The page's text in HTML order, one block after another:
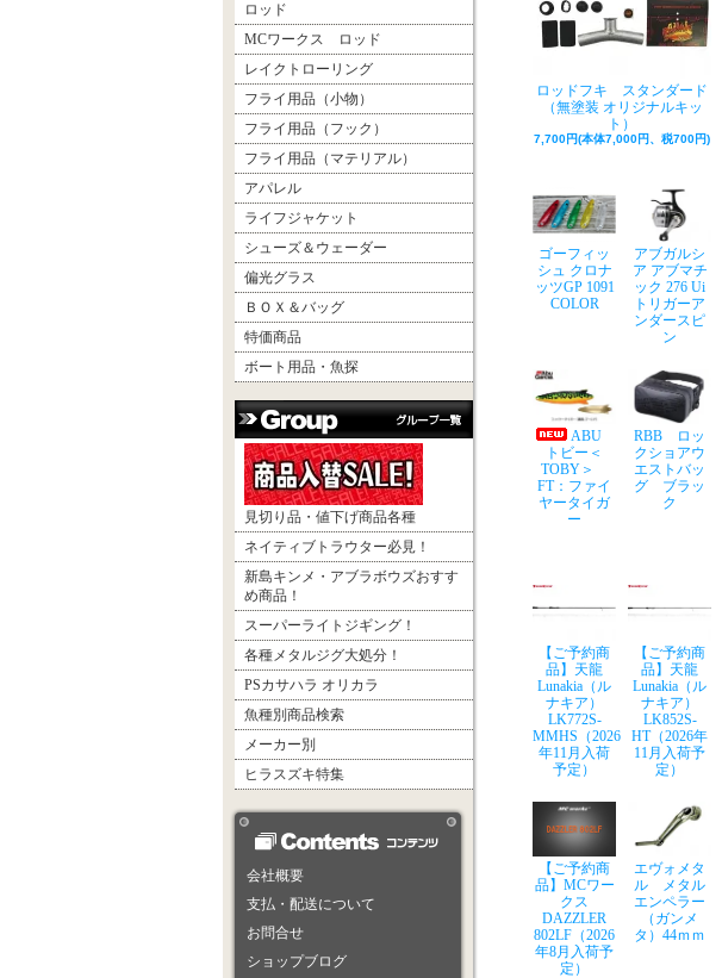
ロッド
MCワークス ロッド
レイクトローリング
フライ用品（小物）
フライ用品（フック）
フライ用品（マテリアル）
アパレル
ライフジャケット
シューズ＆ウェーダー
偏光グラス
ＢＯＸ＆バッグ
特価商品
ボート用品・魚探
見切り品・値下げ商品各種
ネイティブトラウター必見！
新島キンメ・アブラボウズおすす
め商品！
スーパーライトジギング！
各種メタルジグ大処分！
PSカサハラ オリカラ
魚種別商品検索
メーカー別
ヒラスズキ特集
会社概要
支払・配送について
お問合せ
ショップブログ
ロッドフキ スタンダード
（無塗装 オリジナルキッ
ト）
7,700円(本体7,000円、税700円)
ゴーフィッ
シュ クロナ
ッツGP 1091
COLOR
アブガルシ
ア アブマチ
ック 276 Ui
トリガーア
ンダースピ
ン
ABU
トビー＜
TOBY＞
FT：ファイ
ヤータイガ
ー
RBB ロッ
クショアウ
エストバッ
グ ブラッ
ク
【ご予約商
品】天龍
Lunakia（ル
ナキア）
LK772S-
MMHS（2026
年11月入荷
予定）
【ご予約商
品】天龍
Lunakia（ル
ナキア）
LK852S-
HT（2026年
11月入荷予
定）
【ご予約商
品】MCワー
クス
DAZZLER
802LF（2026
年8月入荷予
定）
エヴォメタ
ル メタル
エンペラー
（ガンメ
タ）44ｍｍ